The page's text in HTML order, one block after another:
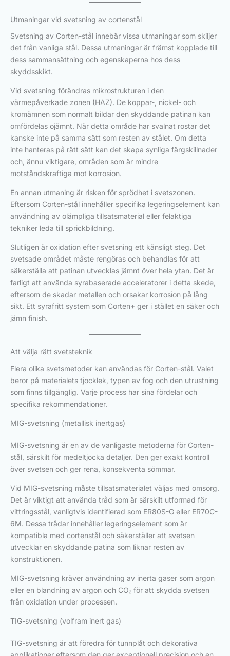
Utmaningar vid svetsning av cortenstål
Svetsning av Corten-stål innebär vissa utmaningar som skiljer
det från vanliga stål. Dessa utmaningar är främst kopplade till
dess sammansättning och egenskaperna hos dess
skyddsskikt.
Vid svetsning förändras mikrostrukturen i den
värmepåverkade zonen (HAZ). De koppar-, nickel- och
kromämnen som normalt bildar den skyddande patinan kan
omfördelas ojämnt. När detta område har svalnat rostar det
kanske inte på samma sätt som resten av stålet. Om detta
inte hanteras på rätt sätt kan det skapa synliga färgskillnader
och, ännu viktigare, områden som är mindre
motståndskraftiga mot korrosion.
En annan utmaning är risken för sprödhet i svetszonen.
Eftersom Corten-stål innehåller specifika legeringselement kan
användning av olämpliga tillsatsmaterial eller felaktiga
tekniker leda till sprickbildning.
Slutligen är oxidation efter svetsning ett känsligt steg. Det
svetsade området måste rengöras och behandlas för att
säkerställa att patinan utvecklas jämnt över hela ytan. Det är
farligt att använda syrabaserade acceleratorer i detta skede,
eftersom de skadar metallen och orsakar korrosion på lång
sikt. Ett syrafritt system som Corten+ ger i stället en säker och
jämn finish.
Att välja rätt svetsteknik
Flera olika svetsmetoder kan användas för Corten-stål. Valet
beror på materialets tjocklek, typen av fog och den utrustning
som finns tillgänglig. Varje process har sina fördelar och
specifika rekommendationer.
MIG-svetsning (metallisk inertgas)
MIG-svetsning är en av de vanligaste metoderna för Corten-
stål, särskilt för medeltjocka detaljer. Den ger exakt kontroll
över svetsen och ger rena, konsekventa sömmar.
Vid MIG-svetsning måste tillsatsmaterialet väljas med omsorg.
Det är viktigt att använda tråd som är särskilt utformad för
vittringsstål, vanligtvis identifierad som ER80S-G eller ER70C-
6M. Dessa trådar innehåller legeringselement som är
kompatibla med cortenstål och säkerställer att svetsen
utvecklar en skyddande patina som liknar resten av
konstruktionen.
MIG-svetsning kräver användning av inerta gaser som argon
eller en blandning av argon och CO₂ för att skydda svetsen
från oxidation under processen.
TIG-svetsning (volfram inert gas)
TIG-svetsning är att föredra för tunnplåt och dekorativa